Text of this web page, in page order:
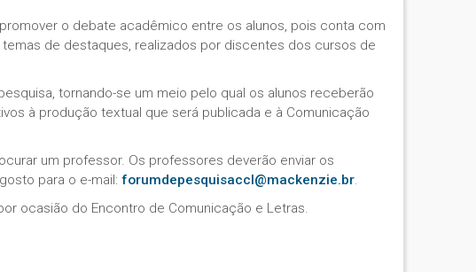
o debate acadêmico entre os alunos, pois conta com
de destaques, realizados por discentes dos cursos de
tornando-se um meio pelo qual os alunos receberão
à produção textual que será publicada e à Comunicação
um professor. Os professores deverão enviar os
para o e-mail: forumdepesquisaccl@mackenzie.br.
ocasião do Encontro de Comunicação e Letras.